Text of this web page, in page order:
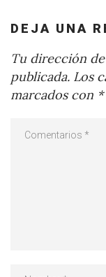
DEJA UNA
Tu dirección
publicada. Los
marcados con *